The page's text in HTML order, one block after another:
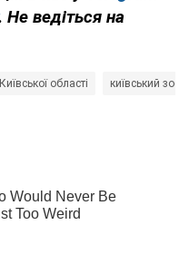
Не ведіться на
області київський